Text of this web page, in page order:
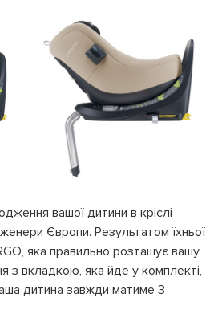
вашої дитини в кріслі
Європи. Результатом їхньої
яка правильно розташує вашу
з вкладкою, яка йде у комплекті,
дитина завжди матиме 3